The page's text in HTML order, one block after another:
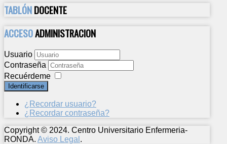
TABLÓNDOCENTE
ACCESOADMINISTRACION
Usuario
Contraseña
Recuérdeme
Identificarse
¿Recordar usuario?
¿Recordar contraseña?
Copyright © 2024. Centro Universitario Enfermeria-
RONDA. Aviso Legal .